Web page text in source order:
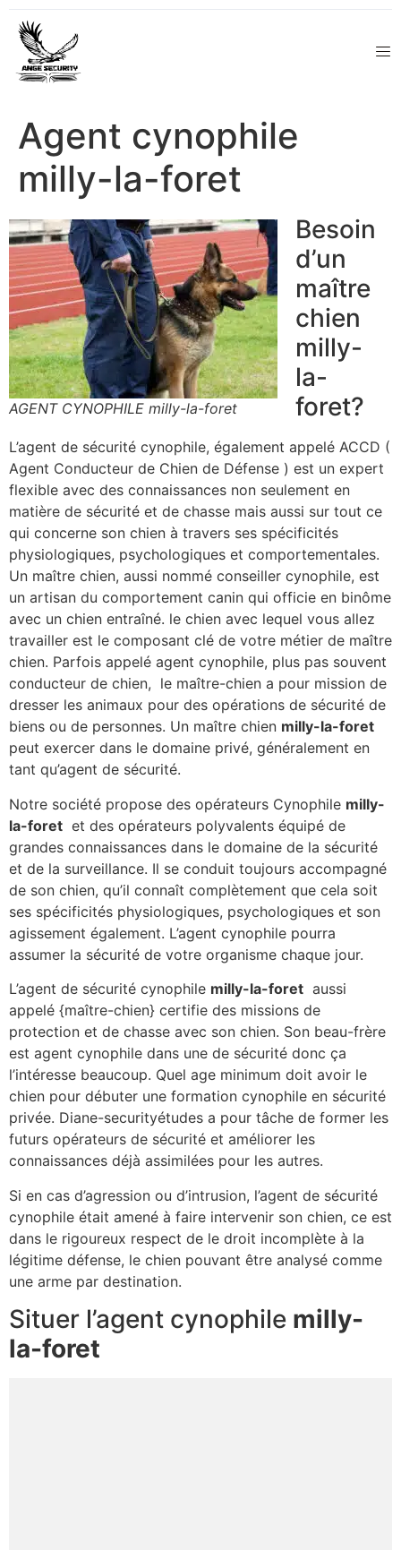
Agent cynophile
milly-la-foret
AGENT CYNOPHILE milly-la-foret
Besoin
d’un
maître
chien
milly-
la-
foret?
L’agent de sécurité cynophile, également appelé ACCD (
Agent Conducteur de Chien de Défense ) est un expert
flexible avec des connaissances non seulement en
matière de sécurité et de chasse mais aussi sur tout ce
qui concerne son chien à travers ses spécificités
physiologiques, psychologiques et comportementales.
Un maître chien, aussi nommé conseiller cynophile, est
un artisan du comportement canin qui officie en binôme
avec un chien entraîné. le chien avec lequel vous allez
travailler est le composant clé de votre métier de maître
chien. Parfois appelé agent cynophile, plus pas souvent
conducteur de chien, le maître-chien a pour mission de
dresser les animaux pour des opérations de sécurité de
biens ou de personnes. Un maître chien milly-la-foret
peut exercer dans le domaine privé, généralement en
tant qu’agent de sécurité.
Notre société propose des opérateurs Cynophile milly-
la-foret et des opérateurs polyvalents équipé de
grandes connaissances dans le domaine de la sécurité
et de la surveillance. Il se conduit toujours accompagné
de son chien, qu’il connaît complètement que cela soit
ses spécificités physiologiques, psychologiques et son
agissement également. L’agent cynophile pourra
assumer la sécurité de votre organisme chaque jour.
L’agent de sécurité cynophile milly-la-foret aussi
appelé {maître-chien} certifie des missions de
protection et de chasse avec son chien. Son beau-frère
est agent cynophile dans une de sécurité donc ça
l’intéresse beaucoup. Quel age minimum doit avoir le
chien pour débuter une formation cynophile en sécurité
privée. Diane-securityétudes a pour tâche de former les
futurs opérateurs de sécurité et améliorer les
connaissances déjà assimilées pour les autres.
Si en cas d’agression ou d’intrusion, l’agent de sécurité
cynophile était amené à faire intervenir son chien, ce est
dans le rigoureux respect de le droit incomplète à la
légitime défense, le chien pouvant être analysé comme
une arme par destination.
Situer l’agent cynophile milly-
la-foret